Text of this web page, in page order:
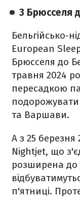
З Брюсселя
Бельгійсько-
European
Брюсселя до
травня 2024
пересадкою
та Варшави.
А з 25 березня
Nightjet, що
розширена до
п'ятниці.